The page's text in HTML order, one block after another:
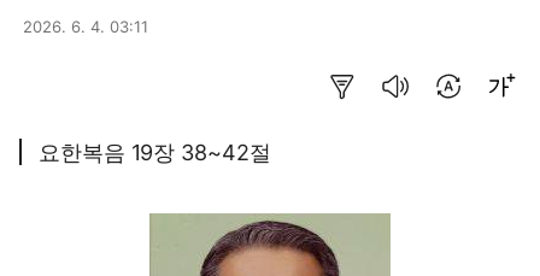
2026. 6. 4. 03:11
요한복음 19장 38~42절